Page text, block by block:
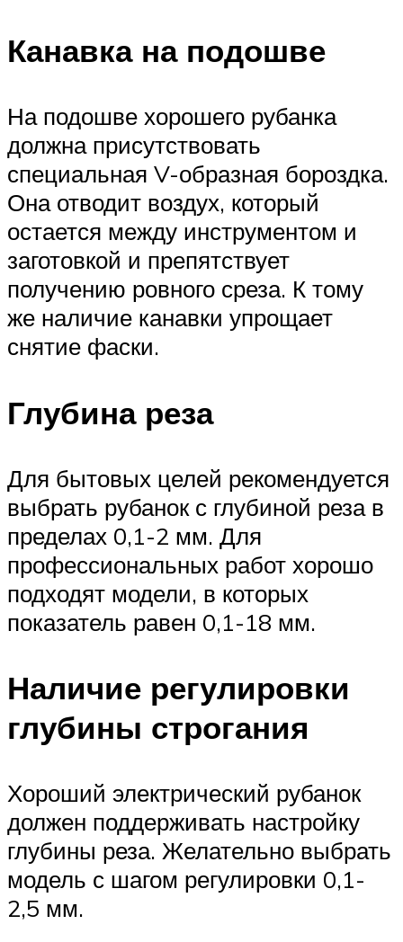
Канавка на подошве
На подошве хорошего рубанка
должна присутствовать
специальная V-образная бороздка.
Она отводит воздух, который
остается между инструментом и
заготовкой и препятствует
получению ровного среза. К тому
же наличие канавки упрощает
снятие фаски.
Глубина реза
Для бытовых целей рекомендуется
выбрать рубанок с глубиной реза в
пределах 0,1-2 мм. Для
профессиональных работ хорошо
подходят модели, в которых
показатель равен 0,1-18 мм.
Наличие регулировки
глубины строгания
Хороший электрический рубанок
должен поддерживать настройку
глубины реза. Желательно выбрать
модель с шагом регулировки 0,1-
2,5 мм.